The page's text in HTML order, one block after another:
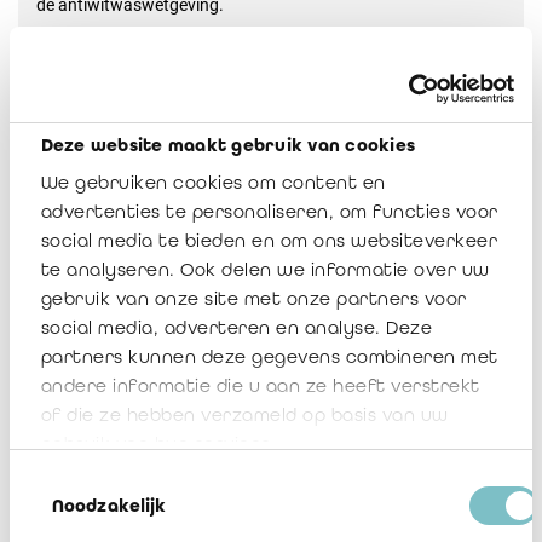
Deze website maakt gebruik van cookies
We gebruiken cookies om content en
advertenties te personaliseren, om functies voor
social media te bieden en om ons websiteverkeer
te analyseren. Ook delen we informatie over uw
gebruik van onze site met onze partners voor
social media, adverteren en analyse. Deze
partners kunnen deze gegevens combineren met
andere informatie die u aan ze heeft verstrekt
of die ze hebben verzameld op basis van uw
Noodzakelijk
de antiwitwaswetgeving.
voorkomende AML-gebreken. De vier belangrijkste fasen van
Organisatie van het kantoor en implementatie van
procedures;
gemachtigde vertegenwoordiger en de uiteindelijke
begunstigde EN verificatie van hun identiteit;
Individuele beoordeling van de risico's van de cliënt en in
het bijzonder in het geval van politiek prominente
personen;
van de vorige stappen.